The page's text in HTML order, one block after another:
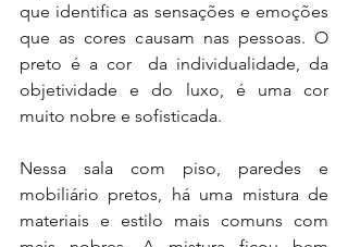
que identifica as sensações e emoções
que as cores causam nas pessoas. O
preto é a cor  da individualidade, da
objetividade e do luxo, é uma cor
muito nobre e sofisticada.
Nessa sala com piso, paredes e
mobiliário pretos, há uma mistura de
materiais e estilo mais comuns com